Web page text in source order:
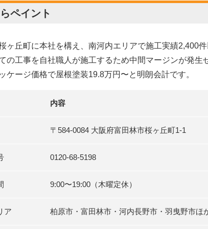
ペイント
ヶ丘町に本社を構え、南河内エリアで施工実績2,400
の工事を自社職人が施工するため中間マージンが発生
ケージ価格で屋根塗装19.8万円〜と明朗会計です。
内容
〒584-0084 大阪府富田林市桜ヶ丘町1-1
0120-68-5198
9:00〜19:00（木曜定休）
ア 柏原市・富田林市・河内長野市・羽曳野市ほ